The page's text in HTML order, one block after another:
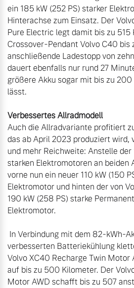
ein 185 kW (252 PS) starker
Hinterachse zum Einsatz. Der
Pure Electric legt damit bis zu 515
Crossover-Pendant Volvo C40 bis
anschließende Ladestopp von
dauert ebenfalls nur rund 27
größere Akku sogar mit bis zu
lässt.
Verbessertes Allradmodell
Auch die Allradvariante profitiert
das ab April 2023 produziert wird,
und mehr Reichweite: Anstelle der
starken Elektromotoren an beiden
vorne nun ein neuer 110 kW (150
Elektromotor und hinten der von
190 kW (258 PS) starke
Elektromotor.
verbesserten Batteriekühlung
Volvo XC40 Recharge Twin Motor
auf bis zu 500 Kilometer. Der
Motor AWD schafft bis zu 507